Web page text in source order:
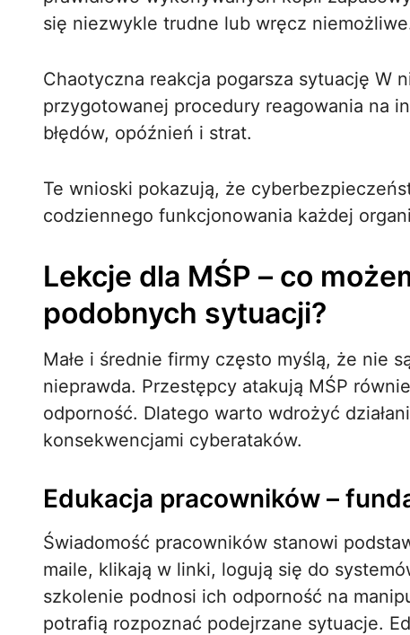
się niezwykle trudne lub wręcz
Chaotyczna reakcja pogarsza sytuację W
przygotowanej procedury reagowania na
błędów, opóźnień i strat.
Te wnioski pokazują, że
codziennego funkcjonowania każdej
Lekcje dla MŚP – co
podobnych sytuacji?
Małe i średnie firmy często myślą, że nie
nieprawda. Przestępcy atakują MŚP
odporność. Dlatego warto wdrożyć
konsekwencjami cyberataków.
Edukacja pracowników –
Świadomość pracowników stanowi
maile, klikają w linki, logują się do
szkolenie podnosi ich odporność na
potrafią rozpoznać podejrzane sytuacje.